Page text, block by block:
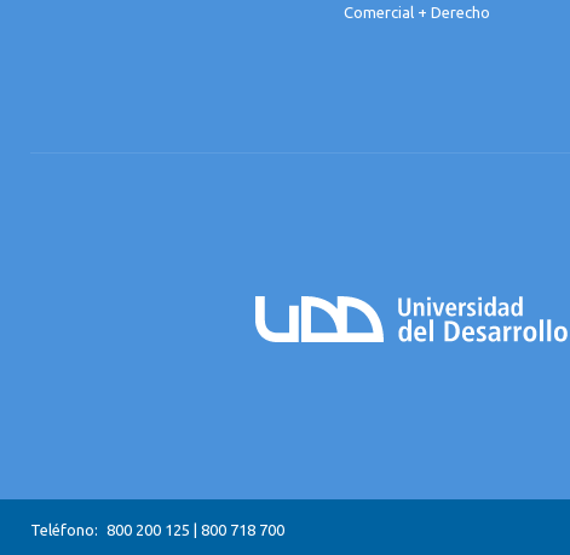
Comercial + Derecho
Teléfono: 800 200 125 | 800 718 700